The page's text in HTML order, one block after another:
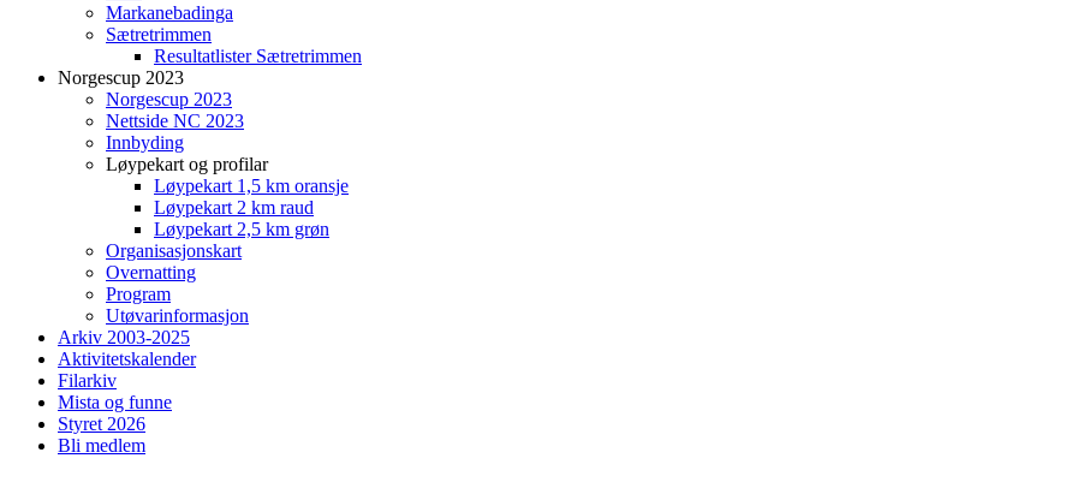
Markanebadinga
Sætretrimmen
Resultatlister Sætretrimmen
Norgescup 2023
Norgescup 2023
Nettside NC 2023
Innbyding
Løypekart og profilar
Løypekart 1,5 km oransje
Løypekart 2 km raud
Løypekart 2,5 km grøn
Organisasjonskart
Overnatting
Program
Utøvarinformasjon
Arkiv 2003-2025
Aktivitetskalender
Filarkiv
Mista og funne
Styret 2026
Bli medlem